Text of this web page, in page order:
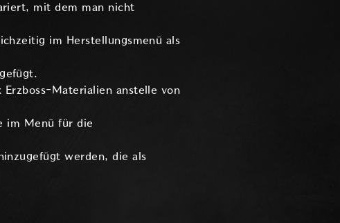
mit dem man nicht
im Herstellungsmenü als
Erzboss-Materialien anstelle von
im Menü für die
werden, die als